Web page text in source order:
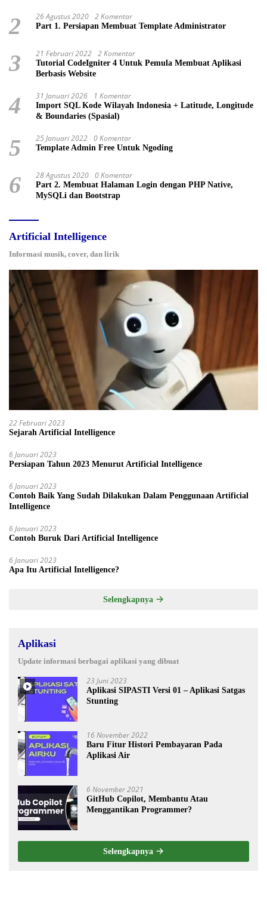
2 26 Agustus 2020 2 Komentar
Part 1. Persiapan Membuat Template Administrator
3 21 Februari 2022 2 Komentar
Tutorial CodeIgniter 4 Untuk Pemula Membuat Aplikasi
Berbasis Website
4 31 Januari 2026 1 Komentar
Import SQL Kode Wilayah Indonesia + Latitude, Longitude
& Boundaries (Spasial)
5 25 Januari 2022 0 Komentar
Template Admin Free Untuk Ngoding
6 28 Agustus 2020 0 Komentar
Part 2. Membuat Halaman Login dengan PHP Native,
MySQLi dan Bootstrap
Artificial Intelligence
Informasi musik, cover, dan lirik
22 Februari 2023
Sejarah Artificial Intelligence
6 Januari 2023
Persiapan Tahun 2023 Menurut Artificial Intelligence
6 Januari 2023
Contoh Baik Yang Sudah Dilakukan Dalam Penggunaan Artificial
Intelligence
6 Januari 2023
Contoh Buruk Dari Artificial Intelligence
6 Januari 2023
Apa Itu Artificial Intelligence?
Selengkapnya
Aplikasi
Update informasi berbagai aplikasi yang dibuat
23 Juni 2023
Aplikasi SIPASTI Versi 01 – Aplikasi Satgas
Stunting
16 November 2022
Baru Fitur Histori Pembayaran Pada
Aplikasi Air
6 November 2021
GitHub Copilot, Membantu Atau
Menggantikan Programmer?
Selengkapnya